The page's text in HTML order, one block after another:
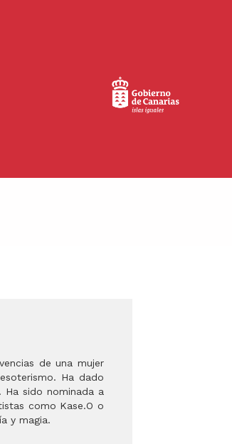
de una mujer
Ha dado
Ha sido nominada a
como Kase.O o
y magia.